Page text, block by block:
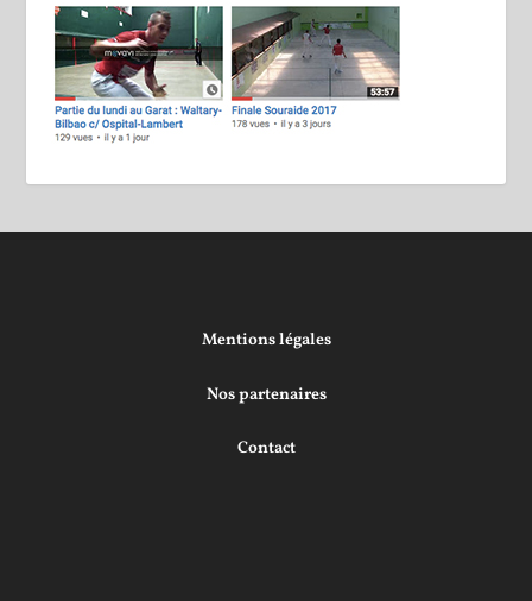
Mentions légales
Nos partenaires
Contact